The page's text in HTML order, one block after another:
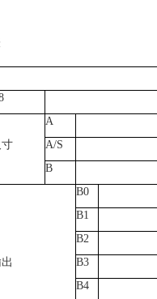
A
A/S
B
B0
B1
B2
B3
B4